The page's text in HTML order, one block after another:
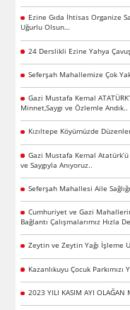
Ezine Gıda İhtisas Organize
Uğurlu Olsun…
24 Derslikli Ezine Yahya
Seferşah Mahallemize Çok
Gazi Mustafa Kemal
Minnet,Saygı ve Özlemle Andık..
Kızıltepe Köyümüzde
Gazi Mustafa Kemal Atatürk’ü
ve Saygıyla Anıyoruz..
Seferşah Mahallesi Aile
Cumhuriyet ve Gazi
Bağlantı Çalışmalarımız Hızla
Zeytin ve Zeytin Yağı İşleme
Kazanlıkuyu Çocuk Parkımızı
2023 YILI KASIM AYI OLAĞAN